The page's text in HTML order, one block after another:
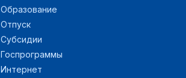
Образование
Отпуск
Субсидии
Госпрограммы
Интернет